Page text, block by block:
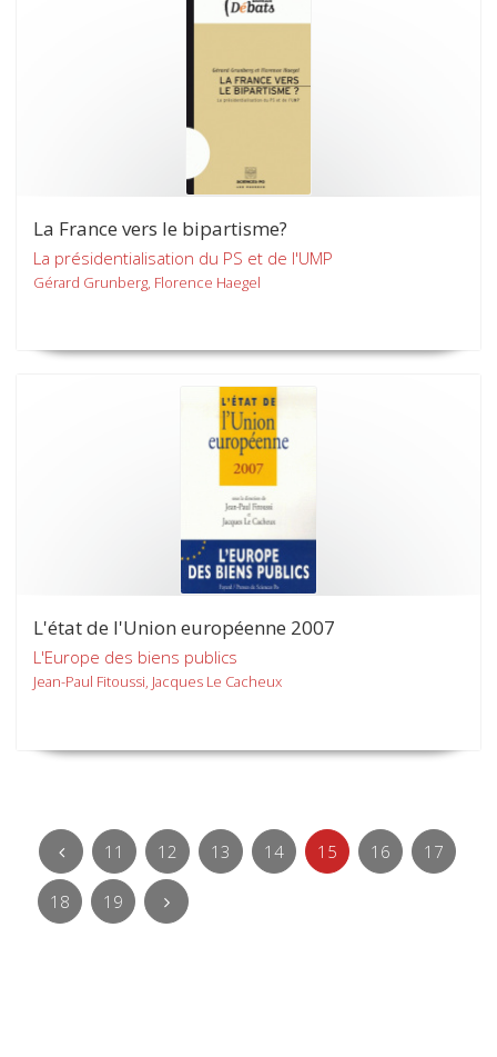
La France vers le bipartisme?
La présidentialisation du PS et de l'UMP
Gérard Grunberg, Florence Haegel
L'état de l'Union européenne 2007
L'Europe des biens publics
Jean-Paul Fitoussi, Jacques Le Cacheux
11 12 13 14 15 16 17
18 19